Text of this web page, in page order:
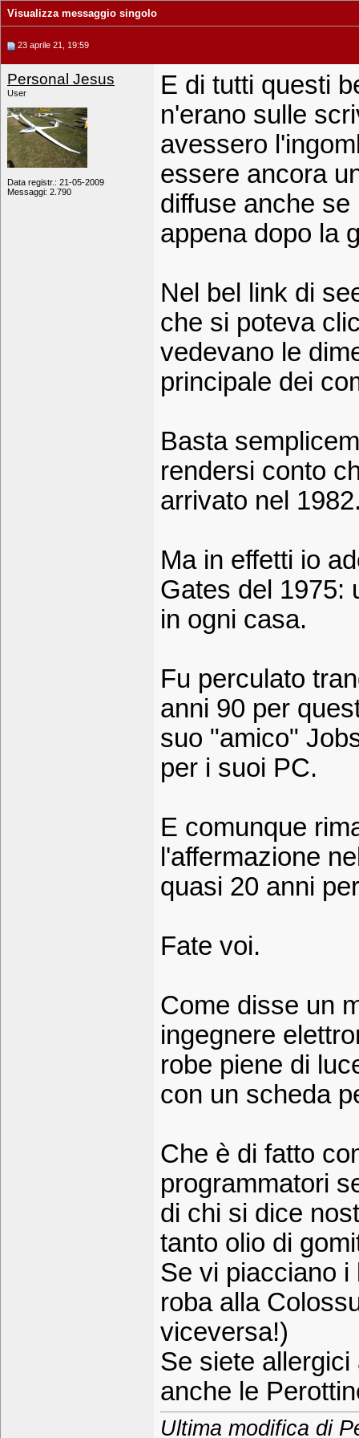
Visualizza messaggio singolo
23 aprile 21, 19:59
Personal Jesus
User
Data registr.: 21-05-2009
Messaggi: 2.790
E di tutti questi
n'erano sulle
avessero
essere ancora
diffuse anche
appena dopo la
Nel bel link di
che si poteva
vedevano le
principale dei
Basta
rendersi conto
arrivato nel
Ma in effetti io
Gates del 1975:
in ogni casa.
Fu perculato
anni 90 per
suo "amico"
per i suoi PC.
E comunque
l'affermazione
quasi 20 anni
Fate voi.
Come disse un
ingegnere
robe piene di
con un scheda
Che è di fatto
programmatori
di chi si dice
tanto olio di
Se vi piacciano i
roba alla
viceversa!)
Se siete
anche le
Ultima modifica di